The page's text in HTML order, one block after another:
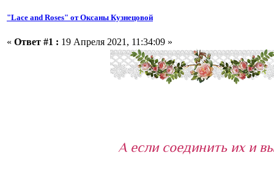
"Lace and Roses" от Оксаны Кузнецовой
« Ответ #1 : 19 Апреля 2021, 11:34:09 »
А если соединить их и